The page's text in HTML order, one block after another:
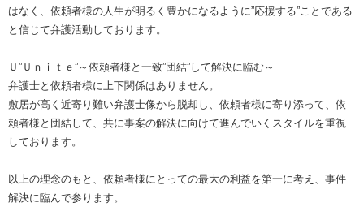
はなく、依頼者様の人生が明るく豊かになるように”応援する”ことである
と信じて弁護活動しております。
Ｕ”Ｕｎｉｔｅ”～依頼者様と一致”団結”して解決に臨む～
弁護士と依頼者様に上下関係はありません。
敷居が高く近寄り難い弁護士像から脱却し、依頼者様に寄り添って、依
頼者様と団結して、共に事案の解決に向けて進んでいくスタイルを重視
しております。
以上の理念のもと、依頼者様にとっての最大の利益を第一に考え、事件
解決に臨んで参ります。